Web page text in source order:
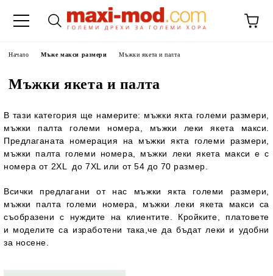
Начало Мъже макси размери Мъжки якета и палта
Мъжки якета и палта
В тази категория ще намерите: мъжки якта големи размери,
мъжки палта големи номера, мъжки леки якета макси.
Предлаганата номерация на мъжки якта големи размери,
мъжки палта големи номера, мъжки леки якета макси е с
номера от 2XL до 7XL или от54 до 70 размер
Всички предлагани от нас мъжки якта големи размери,
мъжки палта големи номера, мъжки леки якета макси са
съобразени с нуждите на клиентите. Кройките, платовете
и моделите са изработени така,че да бъдат леки и удобни
за носене.